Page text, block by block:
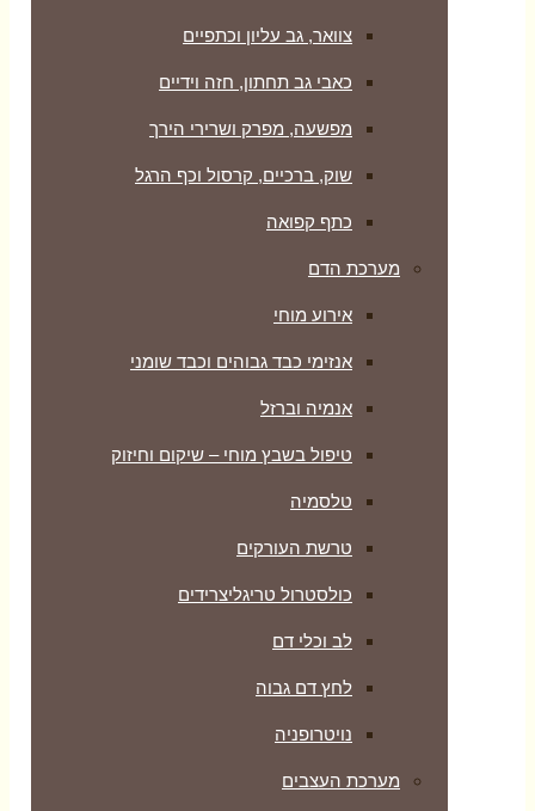
צוואר, גב עליון וכתפיים
כאבי גב תחתון, חזה וידיים
מפשעה, מפרק ושרירי הירך
שוק, ברכיים, קרסול וכף הרגל
כתף קפואה
מערכת הדם
אירוע מוחי
אנזימי כבד גבוהים וכבד שומני
אנמיה וברזל
טיפול בשבץ מוחי – שיקום וחיזוק
טלסמיה
טרשת העורקים
כולסטרול טריגליצרידים
לב וכלי דם
לחץ דם גבוה
נויטרופניה
מערכת העצבים